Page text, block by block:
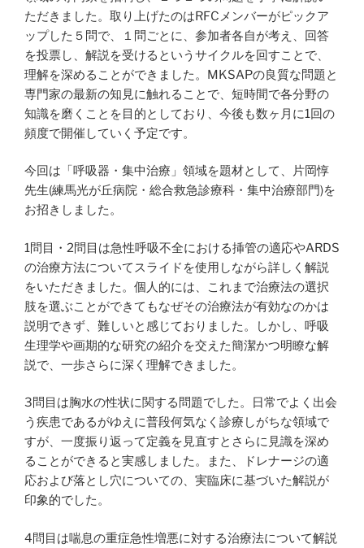
ただきました。取り上げたのはRFCメンバーがピックア
ップした５問で、１問ごとに、参加者各自が考え、回答
を投票し、解説を受けるというサイクルを回すことで、
理解を深めることができました。MKSAPの良質な問題と
専門家の最新の知見に触れることで、短時間で各分野の
知識を磨くことを目的としており、今後も数ヶ月に1回の
頻度で開催していく予定です。
今回は「呼吸器・集中治療」領域を題材として、片岡惇
先生(練馬光が丘病院・総合救急診療科・集中治療部門)を
お招きしました。
1問目・2問目は急性呼吸不全における挿管の適応やARDS
の治療方法についてスライドを使用しながら詳しく解説
をいただきました。個人的には、これまで治療法の選択
肢を選ぶことができてもなぜその治療法が有効なのかは
説明できず、難しいと感じておりました。しかし、呼吸
生理学や画期的な研究の紹介を交えた簡潔かつ明瞭な解
説で、一歩さらに深く理解できました。
3問目は胸水の性状に関する問題でした。日常でよく出会
う疾患であるがゆえに普段何気なく診療しがちな領域で
すが、一度振り返って定義を見直すとさらに見識を深め
ることができると実感しました。また、ドレナージの適
応および落とし穴についての、実臨床に基づいた解説が
印象的でした。
4問目は喘息の重症急性増悪に対する治療法について解説